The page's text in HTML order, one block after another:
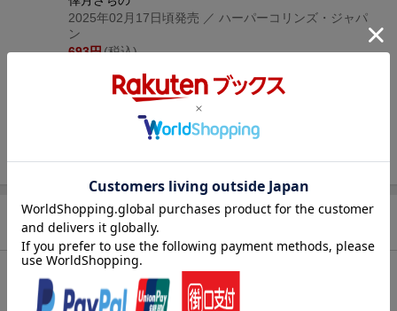
2025年02月17日頃発売 ／ ハーパーコリンズ・ジャパ
ン
693円(税込)
お気に入り新着通知
未追加：2 件